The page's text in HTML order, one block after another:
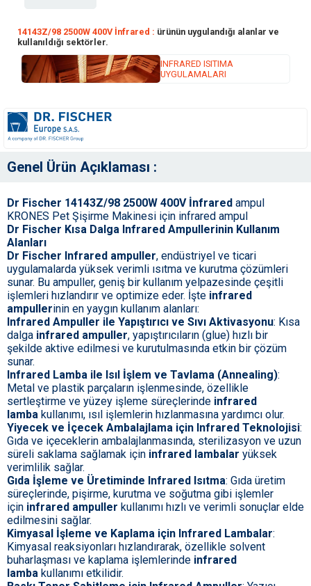
14143Z/98 2500W 400V İnfrared : ürünün uygulandığı alanlar ve
kullanıldığı sektörler.
INFRARED ISITIMA
UYGULAMALARI
Genel Ürün Açıklaması :
Dr Fischer 14143Z/98 2500W 400V İnfrared ampul
KRONES Pet Şişirme Makinesi için infrared ampul
Dr Fischer Kısa Dalga Infrared Ampullerinin Kullanım
Alanları
Dr Fischer Infrared ampuller, endüstriyel ve ticari
uygulamalarda yüksek verimli ısıtma ve kurutma çözümleri
sunar. Bu ampuller, geniş bir kullanım yelpazesinde çeşitli
işlemleri hızlandırır ve optimize eder. İşte infrared
ampullerinin en yaygın kullanım alanları:
Infrared Ampuller ile Yapıştırıcı ve Sıvı Aktivasyonu: Kısa
dalga infrared ampuller, yapıştırıcıların (glue) hızlı bir
şekilde aktive edilmesi ve kurutulmasında etkin bir çözüm
sunar.
Infrared Lamba ile Isıl İşlem ve Tavlama (Annealing):
Metal ve plastik parçaların işlenmesinde, özellikle
sertleştirme ve yüzey işleme süreçlerinde infrared
lamba kullanımı, ısıl işlemlerin hızlanmasına yardımcı olur.
Yiyecek ve İçecek Ambalajlama için Infrared Teknolojisi:
Gıda ve içeceklerin ambalajlanmasında, sterilizasyon ve uzun
süreli saklama sağlamak için infrared lambalar yüksek
verimlilik sağlar.
Gıda İşleme ve Üretiminde Infrared Isıtma: Gıda üretim
süreçlerinde, pişirme, kurutma ve soğutma gibi işlemler
için infrared ampuller kullanımı hızlı ve verimli sonuçlar elde
edilmesini sağlar.
Kimyasal İşleme ve Kaplama için Infrared Lambalar:
Kimyasal reaksiyonları hızlandırarak, özellikle solvent
buharlaşması ve kaplama işlemlerinde infrared
lamba kullanımı etkilidir.